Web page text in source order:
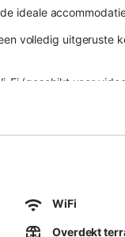
ideale
volledig uitgeruste
Fi (geschikt voor
een tv,
de weelderige tuin,
op de barbecue en
is op loopafstand.
niet toegestaan.
WiFi
Overdekt